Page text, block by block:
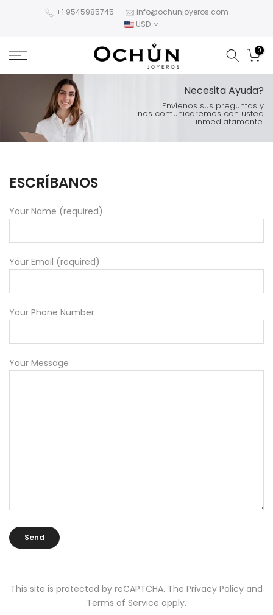
+1 9545985745
info@ochunjoyeros.com
USD
0
Necesita Ayuda?
Envíenos sus preguntas y
nos comunicaremos con usted
inmediatamente.
ESCRÍBANOS
Your Name (required)
Your Email (required)
Your Phone Number
Your Message
This site is protected by reCAPTCHA. The Privacy Policy and
Terms of Service apply.